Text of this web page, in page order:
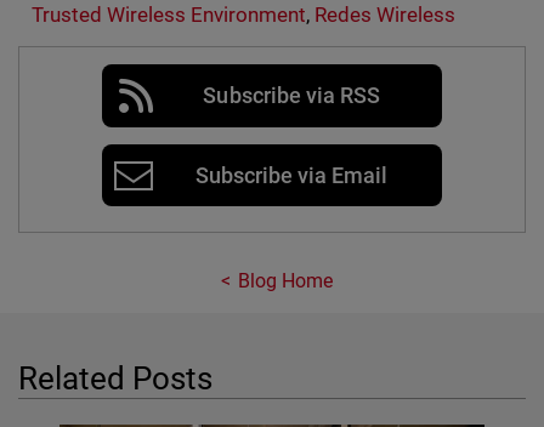
Trusted Wireless Environment, Redes Wireless
Subscribe via RSS
Subscribe via Email
Blog Home
Related Posts